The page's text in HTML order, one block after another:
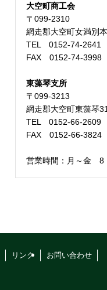
大空町商工会
〒099-2310
網走郡大空町女満別
TEL 0152-74-2641
FAX 0152-74-3998
東藻琴支所
〒099-3213
網走郡大空町東藻琴
TEL 0152-66-2609
FAX 0152-66-3824
営業時間：月～金 8
リンク お問い合わせ